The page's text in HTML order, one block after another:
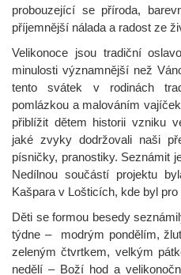
probouzející se příroda,
příjemnější nálada a radost ze
Velikonoce jsou tradiční
minulosti významnější než
tento svátek v rodinách
pomlázkou a malováním
přiblížit dětem historii vzniku
jaké zvyky dodržovali naši
písničky, pranostiky. Seznámit
Nedílnou součástí projektu
Kašpara v Lošticích, kde byl
Děti se formou besedy
týdne – modrým pondělím,
zeleným čtvrtkem, velkým
nedělí – Boží hod a